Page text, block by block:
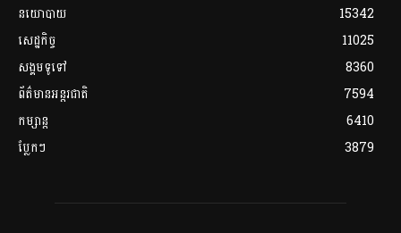
នយោបាយ
15342
សេដ្ឋកិច្ច
11025
សង្គមទូទៅ
8360
ព័ត៌មានអន្តរជាតិ
7594
កម្សាន្ត
6410
ប្លែកៗ
3879